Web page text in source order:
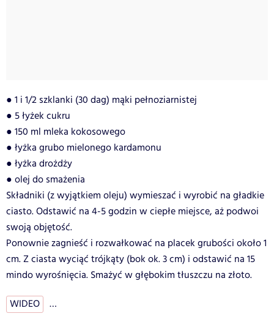
● 1 i 1/2 szklanki (30 dag) mąki pełnoziarnistej
● 5 łyżek cukru
● 150 ml mleka kokosowego
● łyżka grubo mielonego kardamonu
● łyżka drożdży
● olej do smażenia
Składniki (z wyjątkiem oleju) wymieszać i wyrobić na gładkie
ciasto. Odstawić na 4-5 godzin w ciepłe miejsce, aż podwoi
swoją objętość.
Ponownie zagnieść i rozwałkować na placek grubości około 1
cm. Z ciasta wyciąć trójkąty (bok ok. 3 cm) i odstawić na 15
mindo wyrośnięcia. Smażyć w głębokim tłuszczu na złoto.
WIDEO …